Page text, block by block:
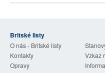
Britské listy
O nás - Britské listy
Kontakty
Vzkaz
Opravy